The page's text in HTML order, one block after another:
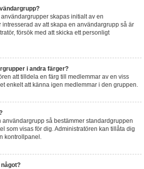
skapas initialt av en
intresserad av att skapa en användargrupp så är
försök med att skicka ett personligt
i andra färger?
att tilldela en färg till medlemmar av en viss
enkelt att känna igen medlemmar i den gruppen.
användargrupp så bestämmer standardgruppen
som visas för dig. Administratören kan tillåta dig
kontrollpanel.
något?